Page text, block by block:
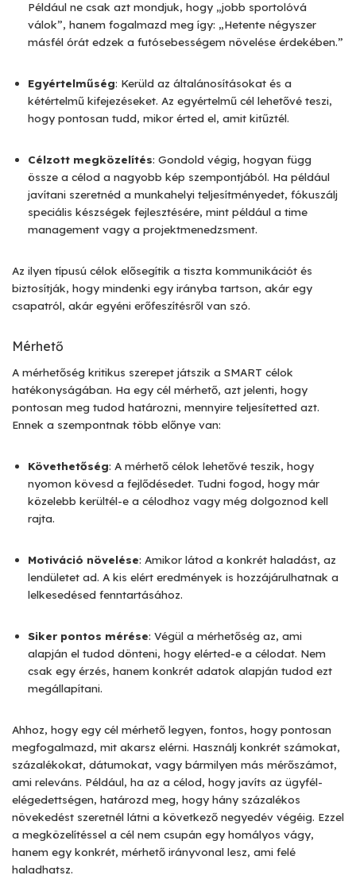
Például ne csak azt mondjuk, hogy „jobb sportolóvá
válok”, hanem fogalmazd meg így: „Hetente négyszer
másfél órát edzek a futósebességem növelése érdekében.”
Egyértelműség: Kerüld az általánosításokat és a
kétértelmű kifejezéseket. Az egyértelmű cél lehetővé teszi,
hogy pontosan tudd, mikor érted el, amit kitűztél.
Célzott megközelítés: Gondold végig, hogyan függ
össze a célod a nagyobb kép szempontjából. Ha például
javítani szeretnéd a munkahelyi teljesítményedet, fókuszálj
speciális készségek fejlesztésére, mint például a time
management vagy a projektmenedzsment.
Az ilyen típusú célok elősegítik a tiszta kommunikációt és
biztosítják, hogy mindenki egy irányba tartson, akár egy
csapatról, akár egyéni erőfeszítésről van szó.
Mérhető
A mérhetőség kritikus szerepet játszik a SMART célok
hatékonyságában. Ha egy cél mérhető, azt jelenti, hogy
pontosan meg tudod határozni, mennyire teljesítetted azt.
Ennek a szempontnak több előnye van:
Követhetőség: A mérhető célok lehetővé teszik, hogy
nyomon kövesd a fejlődésedet. Tudni fogod, hogy már
közelebb kerültél-e a célodhoz vagy még dolgoznod kell
rajta.
Motiváció növelése: Amikor látod a konkrét haladást, az
lendületet ad. A kis elért eredmények is hozzájárulhatnak a
lelkesedésed fenntartásához.
Siker pontos mérése: Végül a mérhetőség az, ami
alapján el tudod dönteni, hogy elérted-e a célodat. Nem
csak egy érzés, hanem konkrét adatok alapján tudod ezt
megállapítani.
Ahhoz, hogy egy cél mérhető legyen, fontos, hogy pontosan
megfogalmazd, mit akarsz elérni. Használj konkrét számokat,
százalékokat, dátumokat, vagy bármilyen más mérőszámot,
ami releváns. Például, ha az a célod, hogy javíts az ügyfél-
elégedettségen, határozd meg, hogy hány százalékos
növekedést szeretnél látni a következő negyedév végéig. Ezzel
a megközelítéssel a cél nem csupán egy homályos vágy,
hanem egy konkrét, mérhető irányvonal lesz, ami felé
haladhatsz.